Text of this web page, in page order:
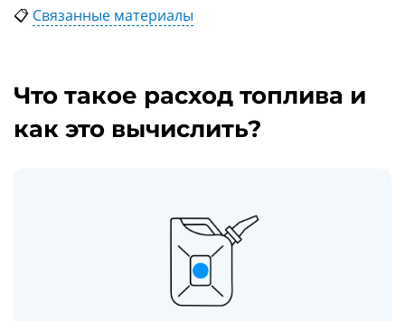
📋 Связанные материалы
Что такое расход топлива и
как это вычислить?